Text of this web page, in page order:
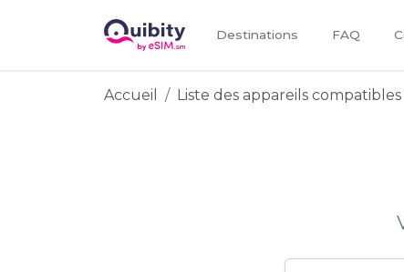
Destinations FAQ
Accueil Liste des appareils compatibles